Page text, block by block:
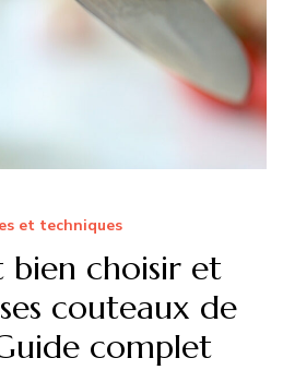
et techniques
bien choisir et
couteaux de
complet